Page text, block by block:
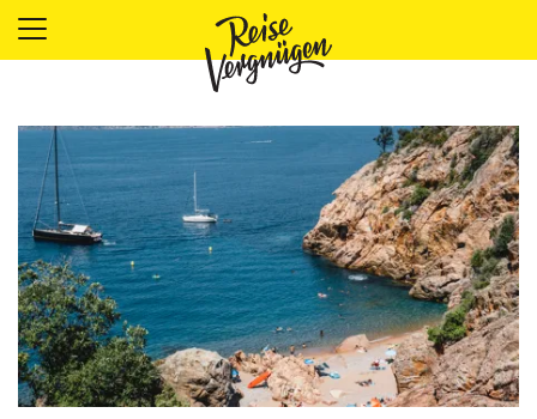
LÄNDER
FOOD
PLANUNG
OUTDOOR